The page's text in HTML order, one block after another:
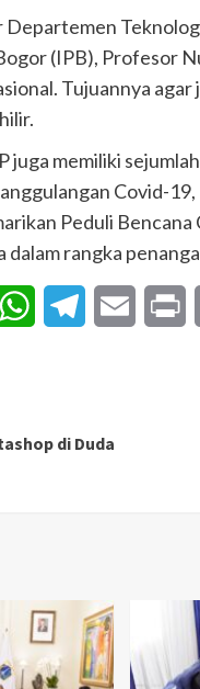
Departemen
(IPB), Profesor
Tujuannya
juga memiliki
Covid-
Peduli
dalam rangka
WhatsAppTelegramEmail
di Duda